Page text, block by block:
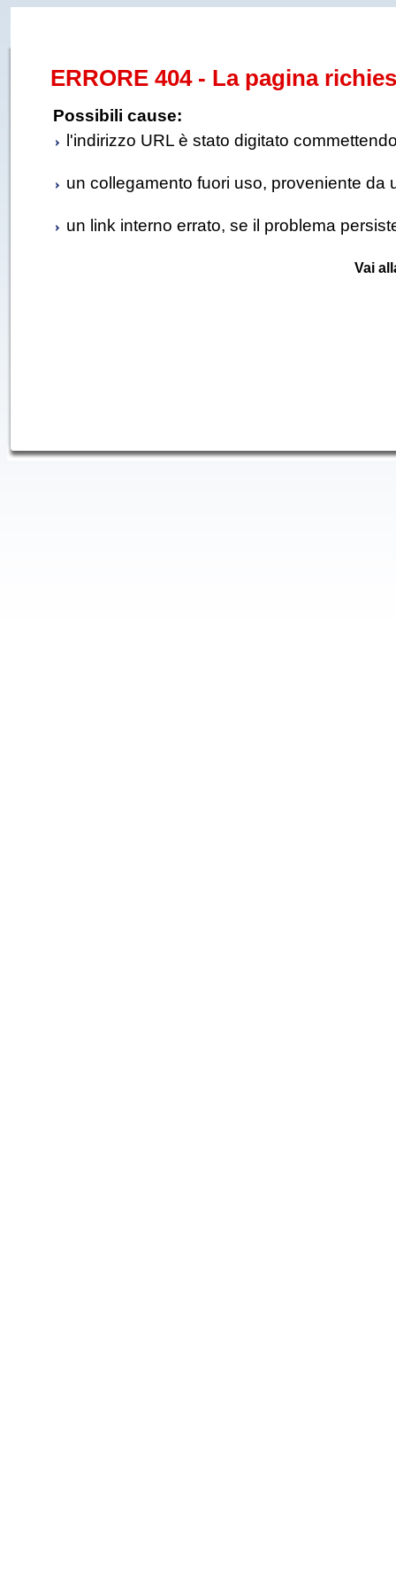
ERRORE 404 - La pagina
Possibili cause:
l'indirizzo URL è stato digitato
un collegamento fuori uso, proveniente da
un link interno errato, se il problema
Vai